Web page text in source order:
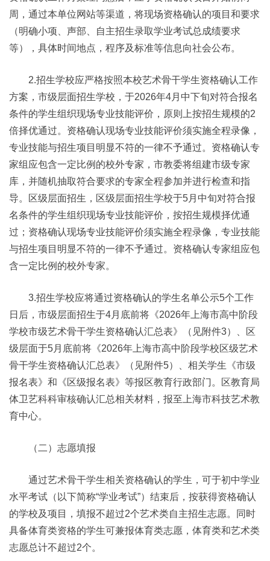
周，通过本单位网站等渠道，将现场资格确认的项目和要求
（明确小项、声部、自主招生录取学业考试总成绩要求
等），具体时间地点，程序及标准等信息向社会公布。
2.招生学校应严格按照本校艺术骨干学生资格确认工作
方案，市级层面招生学校，于2026年4月中下旬对符合报名
条件的学生组织现场专业技能评价，原则上按招生规模的2
倍择优通过。资格确认现场专业技能评价须实施全程录像，
专业技能与招生项目明显不符的一律不予通过。资格确认专
家组应包含一定比例的校外专家，市教委将组建市级专家
库，并随机抽取符合要求的专家全程参加并进行检查和指
导。区级层面招生，区级层面招生学校于5月中旬对符合报
名条件的学生组织现场专业技能评价，按招生规模择优通
过；资格确认现场专业技能评价须实施全程录像，专业技能
与招生项目明显不符的一律不予通过。资格确认专家组应包
含一定比例的校外专家。
3.招生学校应将通过资格确认的学生名单公示5个工作
日后，市级层面招生于4月底前将《2026年上海市高中阶段
学校市级艺术骨干学生资格确认汇总表》（见附件3）、区
级层面于5月底前将《2026年上海市高中阶段学校区级艺术
骨干学生资格确认汇总表》（见附件5）、相关学生《市级
报名表》和《区级报名表》等报区教育行政部门。区教育局
体卫艺科科审核确认汇总相关材料，报至上海市科技艺术教
育中心。
（二）志愿填报
通过艺术骨干学生相关资格确认的学生，可于初中学业
水平考试（以下简称“学业考试”）结束后，按获得资格确认
的学校及项目，填报不超过2个艺术类自主招生志愿。同时
具备体育类资格的学生可兼报体育类志愿，体育类和艺术类
志愿总计不超过2个。